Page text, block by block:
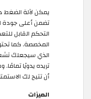
تضمن أعلى جودة
التحكم القابل
المخصصة. كما
الذي سيجعلك
تريده يدويًا
أن تتيح لك
الميزات